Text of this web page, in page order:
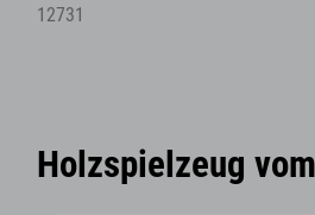
12731
Holzspielzeug